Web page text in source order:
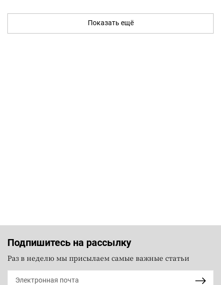
Показать ещё
Подпишитесь на рассылку
Раз в неделю мы присылаем самые важные статьи